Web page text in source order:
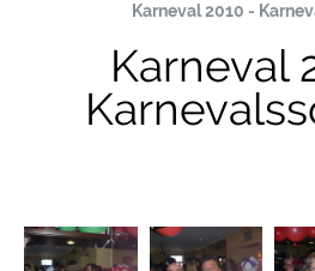
Karneval 2010 -
Karneval